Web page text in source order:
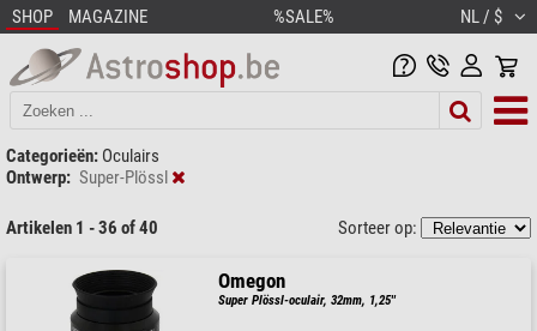
SHOP MAGAZINE %SALE% NL / $
Categorieën: Oculairs
Ontwerp: Super-Plössl
Artikelen 1 - 36 of 40 Sorteer op:
Omegon
Super Plössl-oculair, 32mm, 1,25''